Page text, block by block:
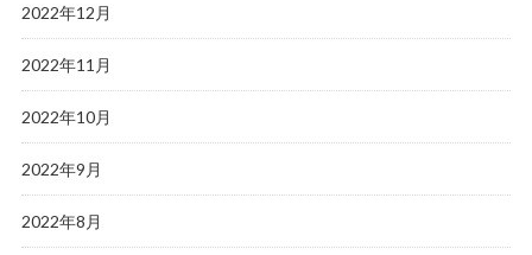
2022年12月
2022年11月
2022年10月
2022年9月
2022年8月